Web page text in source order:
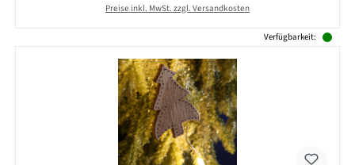
Preise inkl. MwSt. zzgl. Versandkosten
Verfügbarkeit: